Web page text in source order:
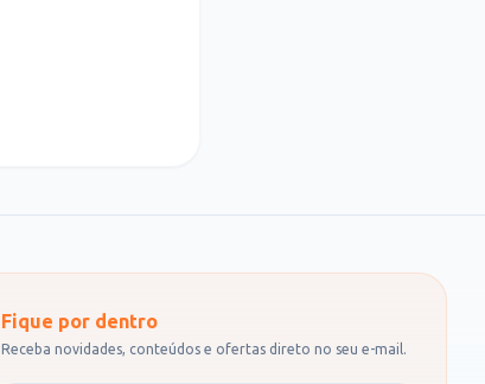
Fique por dentro
Receba novidades, conteúdos e ofertas direto no seu e-mail.